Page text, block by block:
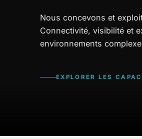
Nous concevons et
Connectivité, visibilité et
environnements
EXPLORER LES